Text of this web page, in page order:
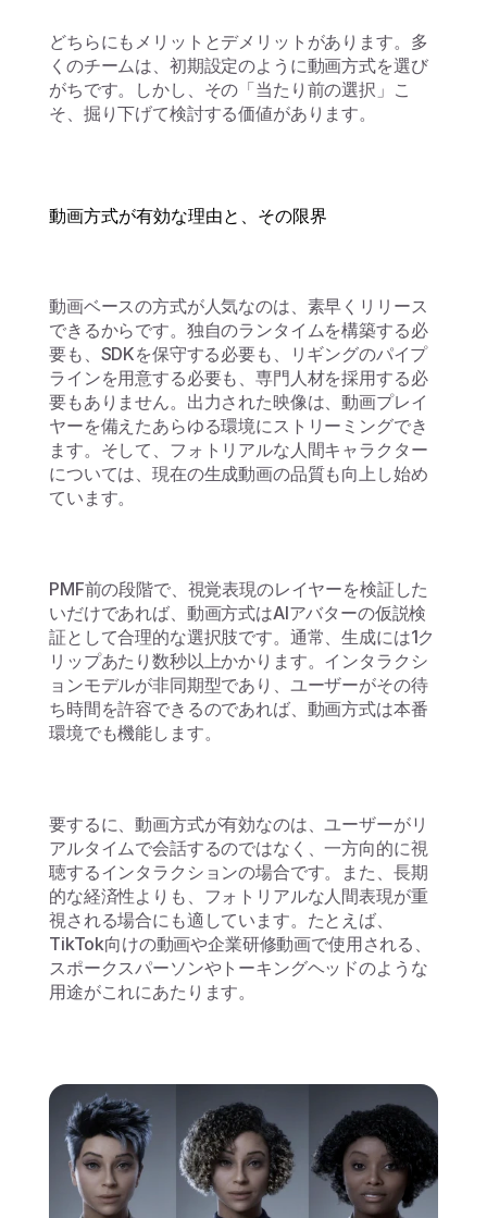
どちらにもメリットとデメリットがあります。多
くのチームは、初期設定のように動画方式を選び
がちです。しかし、その「当たり前の選択」こ
そ、掘り下げて検討する価値があります。
動画方式が有効な理由と、その限界
動画ベースの方式が人気なのは、素早くリリース
できるからです。独自のランタイムを構築する必
要も、SDKを保守する必要も、リギングのパイプ
ラインを用意する必要も、専門人材を採用する必
要もありません。出力された映像は、動画プレイ
ヤーを備えたあらゆる環境にストリーミングでき
ます。そして、フォトリアルな人間キャラクター
については、現在の生成動画の品質も向上し始め
ています。
PMF前の段階で、視覚表現のレイヤーを検証した
いだけであれば、動画方式はAIアバターの仮説検
証として合理的な選択肢です。通常、生成には1ク
リップあたり数秒以上かかります。インタラクシ
ョンモデルが非同期型であり、ユーザーがその待
ち時間を許容できるのであれば、動画方式は本番
環境でも機能します。
要するに、動画方式が有効なのは、ユーザーがリ
アルタイムで会話するのではなく、一方向的に視
聴するインタラクションの場合です。また、長期
的な経済性よりも、フォトリアルな人間表現が重
視される場合にも適しています。たとえば、
TikTok向けの動画や企業研修動画で使用される、
スポークスパーソンやトーキングヘッドのような
用途がこれにあたります。